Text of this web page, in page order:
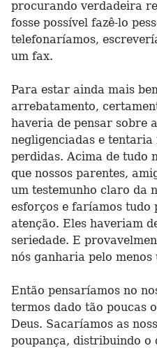
procurando verdadeira
fosse possível fazê-lo
telefonaríamos,
um fax.
Para estar ainda mais
arrebatamento,
haveria de pensar sobre
negligenciadas e
perdidas. Acima de tudo
que nossos parentes,
um testemunho claro da
esforços e faríamos tudo
atenção. Eles haveriam
seriedade. E
nós ganharia pelo menos
Então pensaríamos no
termos dado tão poucas
Deus. Sacaríamos as
poupança, distribuindo o